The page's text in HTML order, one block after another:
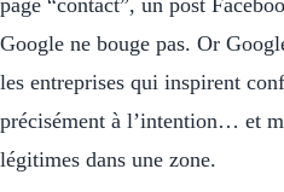
page “contact”, un post
Google ne bouge pas. Or
les entreprises qui inspirent
précisément à l’intention… et
légitimes dans une zone.